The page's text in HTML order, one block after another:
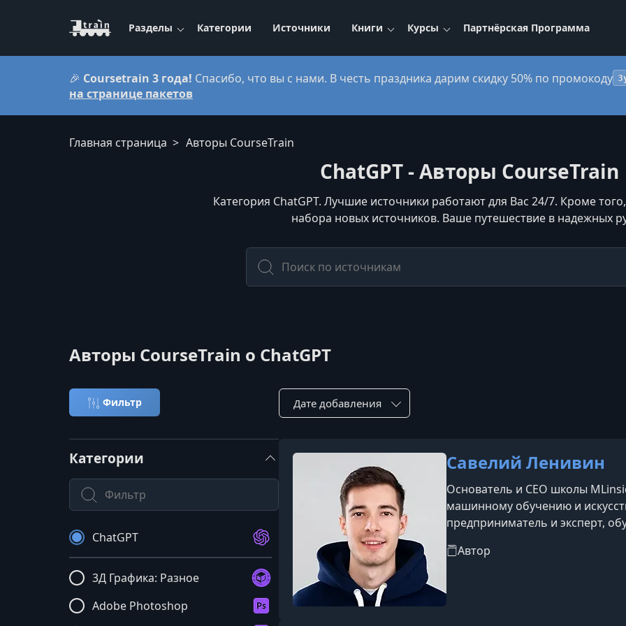
Разделы Категории Источники Книги Курсы Партнёрская Программа
🎉 Coursetrain 3 года! Спасибо, что вы с нами. В честь праздника дарим скидку 50% по промокоду
на странице пакетов
Главная страница Авторы CourseTrain
ChatGPT - Авторы CourseTrain
Категория ChatGPT. Лучшие источники работают для Вас 24/7. Кроме
набора новых источников. Ваше путешествие в надежных
Авторы CourseTrain о ChatGPT
Фильтр Сортировка по:
Категории
Поиск по категории
ChatGPT
3Д Графика: Разное
Adobe Photoshop
Савелий Ленивин
Основатель и CEO школы
машинному обучению и
предприниматель и эксперт,
биржу, Россельхозбанк, Билайн
Автор